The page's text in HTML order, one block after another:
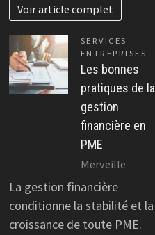
Voir article complet
SERVICES
ENTREPRISES
Les bonnes
pratiques de la
gestion
financière en
PME
Merveille
La gestion financière
conditionne la stabilité et la
croissance de toute PME.